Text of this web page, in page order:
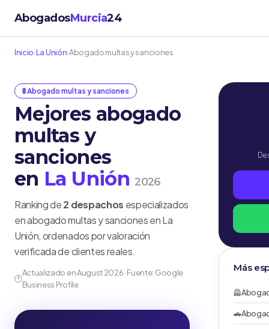
AbogadosMurcia24
Inicio›La Unión›Abogado multas y sanciones
🚦 Abogado multas y sanciones
Mejores abogado
multas y
sanciones
en La Unión 2026
Ranking de2 despachos especializados
en abogado multas y sanciones en La
Unión, ordenados por valoración
verificada de clientes reales.
🕐
Actualizado en August 2026 · Fuente: Google
Business Profile
Más
🦺
🚗